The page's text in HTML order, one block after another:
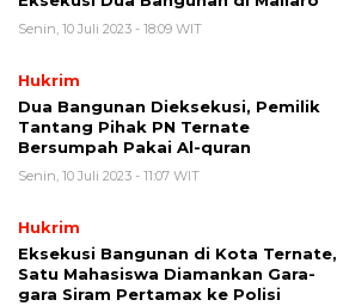
Senin, 10 Juli 2023 - 18:09 WIT
Hukrim
Dua Bangunan Dieksekusi, Pemilik
Tantang Pihak PN Ternate
Bersumpah Pakai Al-quran
Senin, 10 Juli 2023 - 11:07 WIT
Hukrim
Eksekusi Bangunan di Kota Ternate,
Satu Mahasiswa Diamankan Gara-
gara Siram Pertamax ke Polisi